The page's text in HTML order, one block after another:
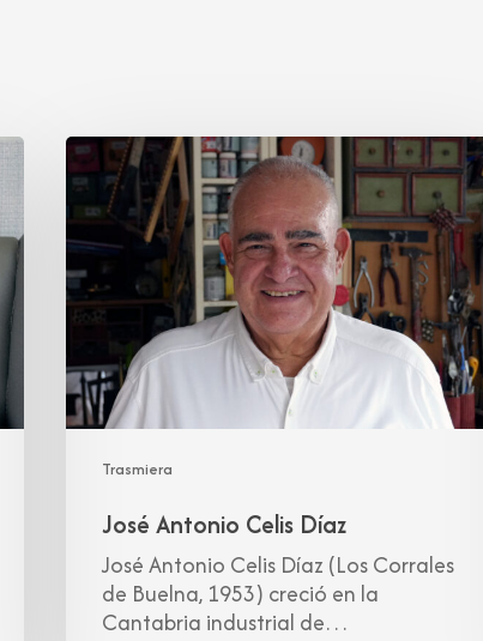
Trasmiera
José
Antonio
Celis
Díaz
José Antonio Celis Díaz
José Antonio Celis Díaz (Los Corrales
de Buelna, 1953) creció en la
Cantabria industrial de…